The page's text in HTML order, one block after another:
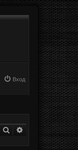
Вход
Поиск Расширенный